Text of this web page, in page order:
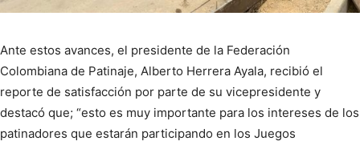
Ante estos avances, el presidente de la Federación
Colombiana de Patinaje, Alberto Herrera Ayala, recibió el
reporte de satisfacción por parte de su vicepresidente y
destacó que; “esto es muy importante para los intereses de los
patinadores que estarán participando en los Juegos